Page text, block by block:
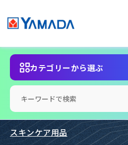
カテゴリーから選ぶ
スキンケア用品